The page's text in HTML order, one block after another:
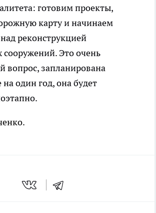
готовим проекты,
карту и начинаем
реконструкцией
сооружений. Это очень
вопрос, запланирована
на один год, она будет